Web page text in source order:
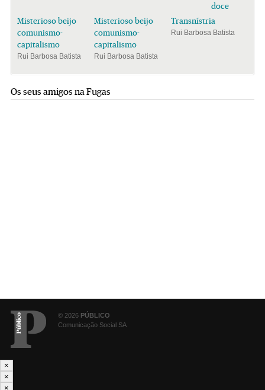
Misterioso beijo
comunismo-
capitalismo
Rui Barbosa Batista
Misterioso beijo
comunismo-
capitalismo
Rui Barbosa Batista
doce
Transnístria
Rui Barbosa Batista
Os seus amigos na Fugas
© 2026 PÚBLICO
Comunicação Social SA
×
×
×